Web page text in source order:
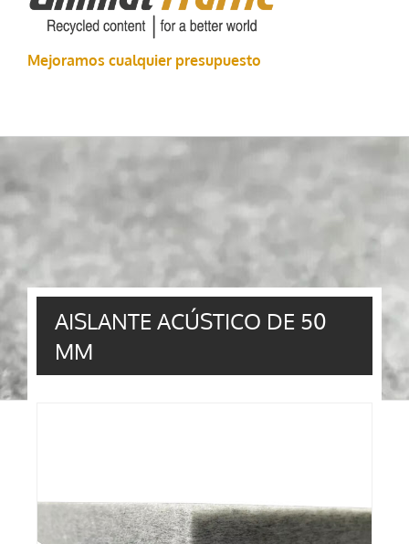
Mejoramos cualquier presupuesto
AISLANTE ACÚSTICO DE 50
MM